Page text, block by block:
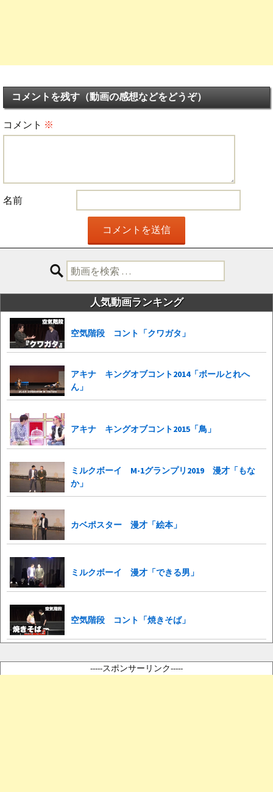
コメントを残す（動画の感想などをどうぞ）
コメント ※
名前
検
索:
人気動画ランキング
空気階段 コント「クワガタ」
アキナ キングオブコント2014「ボールとれへ
ん」
アキナ キングオブコント2015「鳥」
ミルクボーイ M-1グランプリ2019 漫才「もな
か」
カベポスター 漫才「絵本」
ミルクボーイ 漫才「できる男」
空気階段 コント「焼きそば」
-----スポンサーリンク-----